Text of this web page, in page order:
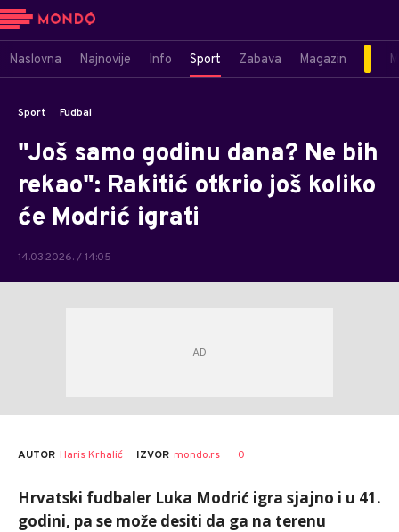
Naslovna Najnovije Info Sport Zabava Magazin
Sport Fudbal
"Još samo godinu dana? Ne bih
rekao": Rakitić otkrio još koliko
će Modrić igrati
14.03.2026. / 14:05
AUTOR Haris Krhalić IZVOR mondo.rs 0
Hrvatski fudbaler Luka Modrić igra sjajno i u 41.
godini, pa se može desiti da ga na terenu